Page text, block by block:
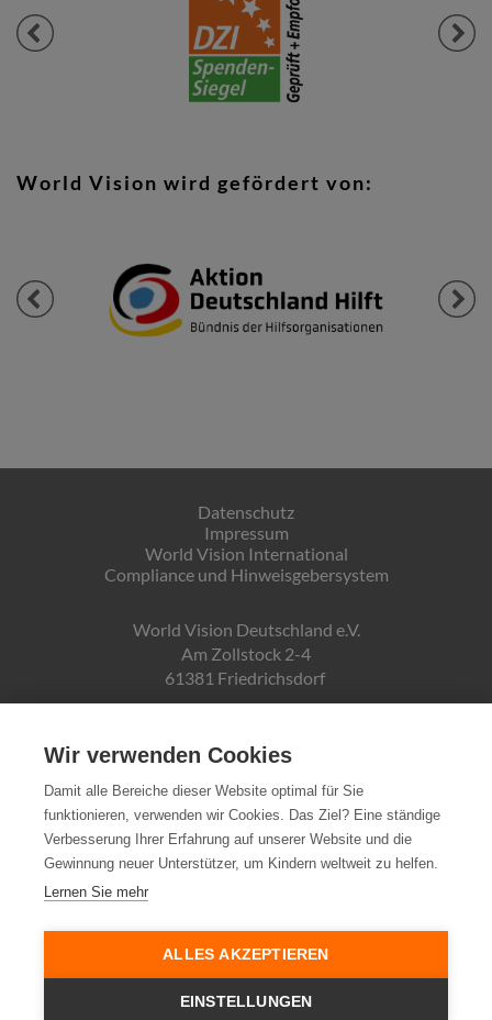
Previous Next
World Vision wird gefördert von:
Previous Next
Datenschutz
Impressum
World Vision International
Compliance und Hinweisgebersystem
World Vision Deutschland e.V.
Am Zollstock 2-4
61381 Friedrichsdorf
DE19ZZZ00000150171
Spendenkonto:
Pax-Bank für Kirche und Caritas eG
IBAN DE72370601934010500007
Wir verwenden Cookies
Damit alle Bereiche dieser Website optimal für Sie
funktionieren, verwenden wir Cookies. Das Ziel? Eine ständige
Verbesserung Ihrer Erfahrung auf unserer Website und die
Gewinnung neuer Unterstützer, um Kindern weltweit zu helfen.
Lernen Sie mehr
ALLES AKZEPTIEREN
EINSTELLUNGEN